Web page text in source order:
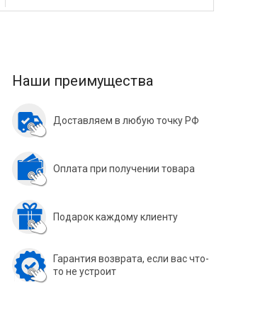
Наши преимущества
Доставляем в любую точку РФ
Оплата при получении товара
Подарок каждому клиенту
Гарантия возврата, если вас что-
то не устроит